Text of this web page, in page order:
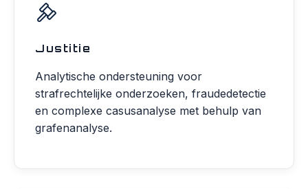
Justitie
Analytische ondersteuning voor
strafrechtelijke onderzoeken, fraudedetectie
en complexe casusanalyse met behulp van
grafenanalyse.